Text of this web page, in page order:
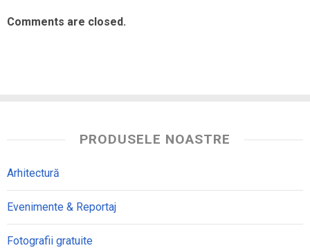
Comments are closed.
PRODUSELE NOASTRE
Arhitectură
Evenimente & Reportaj
Fotografii gratuite